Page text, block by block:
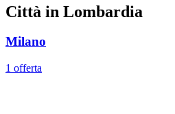
Città in Lombardia
Milano
1 offerta